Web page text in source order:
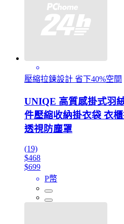
壓縮拉鍊設計 省下40%空間
UNIQE 高質感掛式羽
件壓縮收納掛衣袋 衣
透視防塵罩
(19)
$468
$699
P幣